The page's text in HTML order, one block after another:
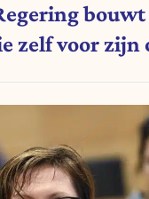
zelf voor zijn